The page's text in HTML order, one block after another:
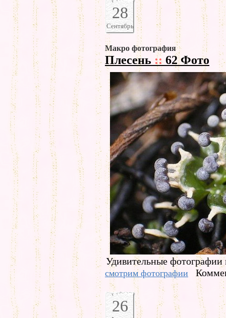
28
Сентябрь
Макро фотография
Плесень :: 62 Фото
Удивительные фотографии
смотрим фотографии
26